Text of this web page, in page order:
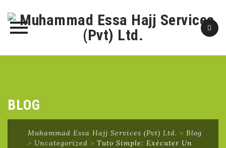
BLOG
Muhammad Essa Hajj Services (Pvt) Ltd. > Blog
> Uncategorized > Tuto Simple: Exécuter Un